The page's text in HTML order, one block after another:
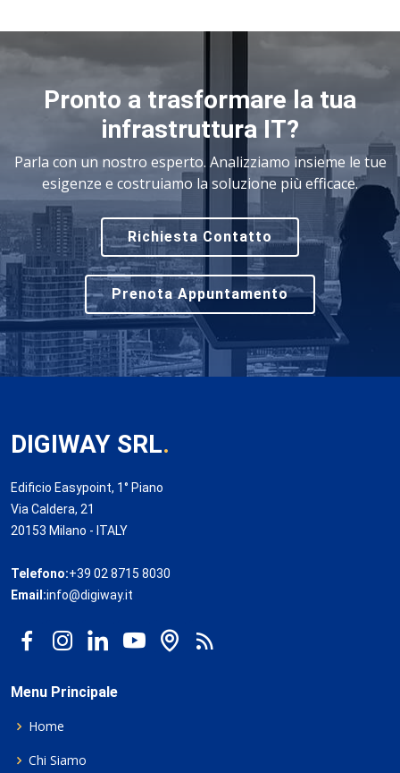
Pronto a trasformare la tua
infrastruttura IT?
Parla con un nostro esperto. Analizziamo insieme le tue
esigenze e costruiamo la soluzione più efficace.
Richiesta Contatto
Prenota Appuntamento
DIGIWAY SRL.
Edificio Easypoint, 1° Piano
Via Caldera, 21
20153 Milano - ITALY
Telefono:+39 02 8715 8030
Email:info@digiway.it
Menu Principale
Home
Chi Siamo